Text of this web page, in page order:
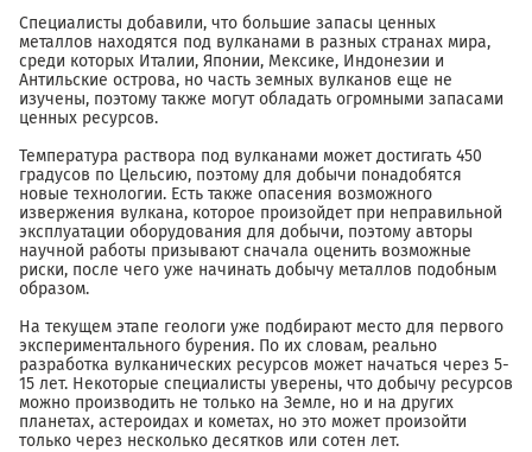
Специалисты добавили, что большие запасы ценных
металлов находятся под вулканами в разных странах мира,
среди которых Италии, Японии, Мексике, Индонезии и
Антильские острова, но часть земных вулканов еще не
изучены, поэтому также могут обладать огромными запасами
ценных ресурсов.
Температура раствора под вулканами может достигать 450
градусов по Цельсию, поэтому для добычи понадобятся
новые технологии. Есть также опасения возможного
извержения вулкана, которое произойдет при неправильной
эксплуатации оборудования для добычи, поэтому авторы
научной работы призывают сначала оценить возможные
риски, после чего уже начинать добычу металлов подобным
образом.
На текущем этапе геологи уже подбирают место для первого
экспериментального бурения. По их словам, реально
разработка вулканических ресурсов может начаться через 5-
15 лет. Некоторые специалисты уверены, что добычу ресурсов
можно производить не только на Земле, но и на других
планетах, астероидах и кометах, но это может произойти
только через несколько десятков или сотен лет.